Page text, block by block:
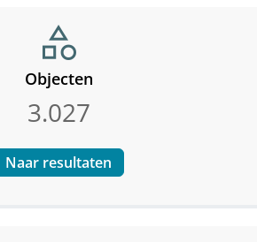
category
Objecten
3.027
Naar resultaten